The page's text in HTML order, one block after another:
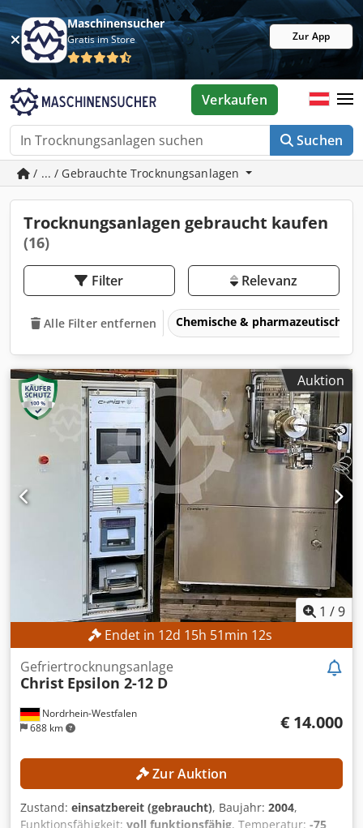
Maschinensucher
Gratis im Store Zur App
Suchen
Verkaufen
/ ... / Gebrauchte Trocknungsanlagen
Trocknungsanlagen gebraucht kaufen
(16)
Filter Relevanz
Alle Filter entfernen Chemische & pharmazeutische
Auktion
1 /9
Endet in 12d 15h 51min 10s
Nordrhein-Westfalen
688 km
Gefriertrocknungsanlage
Christ Epsilon 2-12 D
€ 14.000
Zur Auktion
Zustand: einsatzbereit (gebraucht), Baujahr: 2004,
Funktionsfähigkeit: voll funktionsfähig, Temperatur: -75